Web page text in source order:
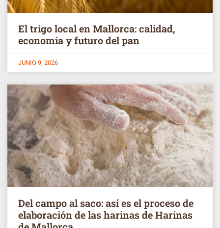
El trigo local en Mallorca: calidad,
economía y futuro del pan
JUNIO 9, 2026
Del campo al saco: así es el proceso de
elaboración de las harinas de Harinas